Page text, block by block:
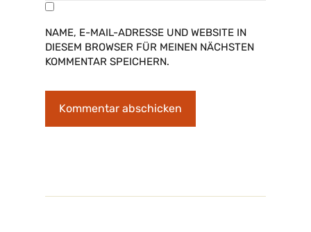
NAME, E-MAIL-ADRESSE UND WEBSITE IN
DIESEM BROWSER FÜR MEINEN NÄCHSTEN
KOMMENTAR SPEICHERN.